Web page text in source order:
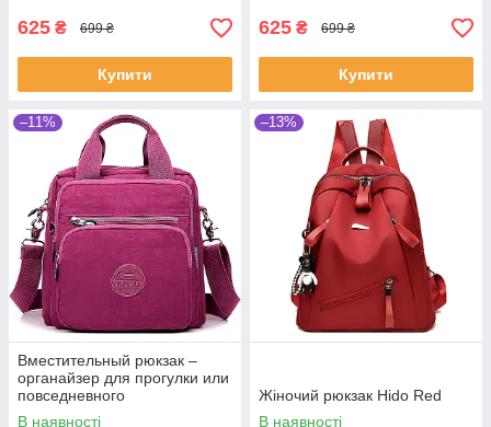
625 ₴ 699 ₴
Купити
625 ₴ 699 ₴
Купити
–11%
Вместительный рюкзак –
органайзер для прогулки или
повседневного
использования.
В наявності
–13%
Жіночий рюкзак Hido Red
В наявності